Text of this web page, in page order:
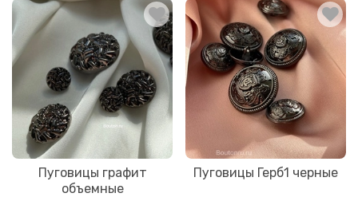
Пуговицы графит
объемные
Пуговицы Герб1 черные